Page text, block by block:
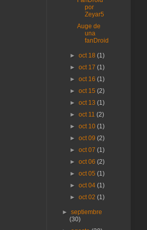
por
Zeyar5
Auge de
una
fanDroid
► oct 18 (1)
► oct 17 (1)
► oct 16 (1)
► oct 15 (2)
► oct 13 (1)
► oct 11 (2)
► oct 10 (1)
► oct 09 (2)
► oct 07 (1)
► oct 06 (2)
► oct 05 (1)
► oct 04 (1)
► oct 02 (1)
►septiembre
(30)